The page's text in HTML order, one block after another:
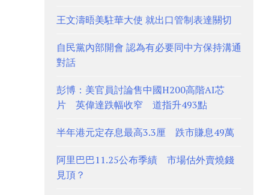
王文濤晤美駐華大使 就出口管制表達關切
自民黨內部開會 認為有必要同中方保持溝通
對話
彭博：美官員討論售中國H200高階AI芯
片 英偉達跌幅收窄 道指升493點
半年港元定存息最高3.3厘 跌市賺息49萬
阿里巴巴11.25公布季績 市場估外賣燒錢
見頂？